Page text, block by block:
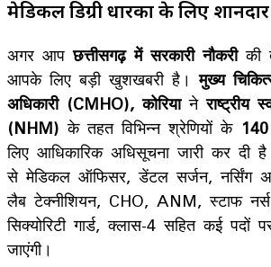
मेडिकल डिग्री धारकों के लिए
अगर आपछत्तीसगढ़ में सरकारी नौकरीकी
आपके लिए बड़ी खुशखबरी है।मुख्य
अधिकारी (CMHO), कोरियानेराष्ट्रीय
(NHM) के तहत विभिन्न श्रेणियों के
लिए आधिकारिक अधिसूचना जारी कर दी
से मेडिकल ऑफिसर, डेंटल सर्जन, नर्सिंग
लैब टेक्नीशियन, CHO, ANM, स्टाफ नर्स,
सिक्योरिटी गार्ड, क्लास-4 सहित कई पदों
जाएंगी।